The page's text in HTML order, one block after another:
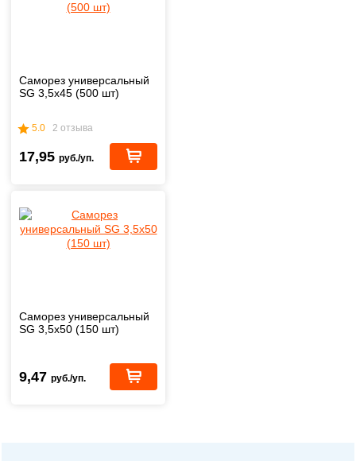
Саморез универсальный
SG 3,5х45 (500 шт)
5.0 2 отзыва
17,95 руб./уп.
Саморез универсальный
SG 3,5х50 (150 шт)
9,47 руб./уп.